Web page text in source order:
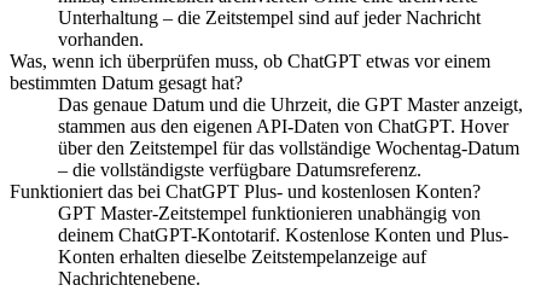
Unterhaltung – die Zeitstempel sind auf jeder Nachricht
vorhanden.
Was, wenn ich überprüfen muss, ob ChatGPT etwas vor einem
bestimmten Datum gesagt hat?
Das genaue Datum und die Uhrzeit, die GPT Master anzeigt,
stammen aus den eigenen API-Daten von ChatGPT. Hover
über den Zeitstempel für das vollständige Wochentag-Datum
– die vollständigste verfügbare Datumsreferenz.
Funktioniert das bei ChatGPT Plus- und kostenlosen Konten?
GPT Master-Zeitstempel funktionieren unabhängig von
deinem ChatGPT-Kontotarif. Kostenlose Konten und Plus-
Konten erhalten dieselbe Zeitstempelanzeige auf
Nachrichtenebene.